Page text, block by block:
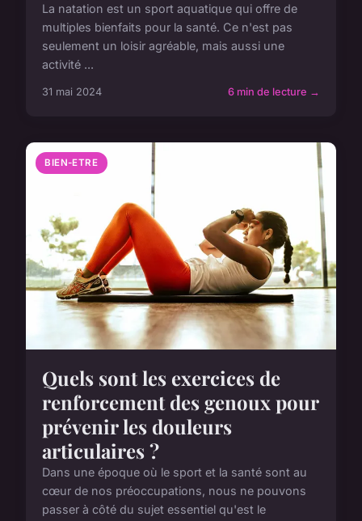
La natation est un sport aquatique qui offre de
multiples bienfaits pour la santé. Ce n'est pas
seulement un loisir agréable, mais aussi une
activité ...
31 mai 2024 6 min de lecture →
BIEN-ETRE
Quels sont les exercices de
renforcement des genoux pour
prévenir les douleurs
articulaires ?
Dans une époque où le sport et la santé sont au
cœur de nos préoccupations, nous ne pouvons
passer à côté du sujet essentiel qu'est le